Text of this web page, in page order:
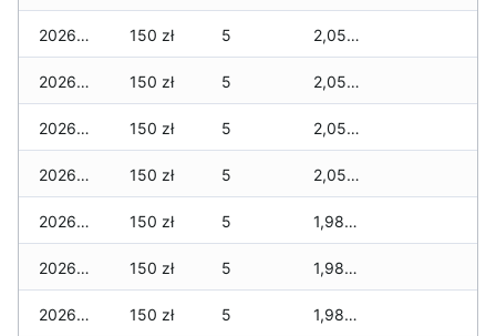
2026-06-07 150 zł 5 2,050 zł
2026-06-06 150 zł 5 2,050 zł
2026-06-05 150 zł 5 2,050 zł
2026-06-04 150 zł 5 2,050 zł
2026-06-03 150 zł 5 1,980 zł
2026-06-02 150 zł 5 1,980 zł
2026-06-01 150 zł 5 1,980 zł